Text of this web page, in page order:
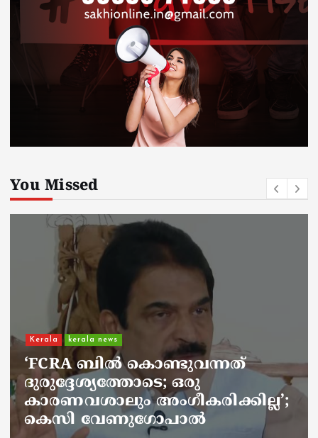
You Missed
kerala news
ചാലിശേരിയില്‍ സര്‍ക്കാര്‍
ജനകീയ ആരോഗ്യകേന്ദ്രത്തില്‍
നഴ്സിന് അണലിയുടെ കടിയേറ്റു;
അണലിയുടെ കടിയേറ്റത്
ഡ്യൂട്ടിക്കിടെ